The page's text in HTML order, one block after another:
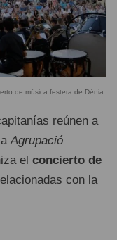
de música festera de Dénia
reúnen a
Agrupació
el concierto de
con la